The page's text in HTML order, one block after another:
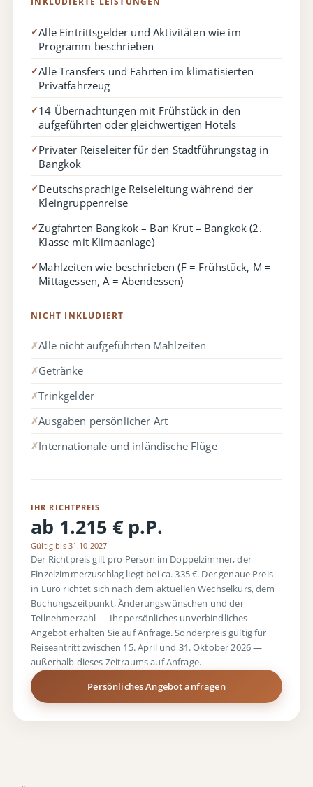
✓Alle Eintrittsgelder und Aktivitäten wie im
Programm beschrieben
✓Alle Transfers und Fahrten im klimatisierten
Privatfahrzeug
✓14 Übernachtungen mit Frühstück in den
aufgeführten oder gleichwertigen Hotels
✓Privater Reiseleiter für den Stadtführungstag in
Bangkok
✓Deutschsprachige Reiseleitung während der
Kleingruppenreise
✓Zugfahrten Bangkok – Ban Krut – Bangkok (2.
Klasse mit Klimaanlage)
✓Mahlzeiten wie beschrieben (F = Frühstück, M =
Mittagessen, A = Abendessen)
NICHT INKLUDIERT
✗Alle nicht aufgeführten Mahlzeiten
✗Getränke
✗Trinkgelder
✗Ausgaben persönlicher Art
✗Internationale und inländische Flüge
IHR RICHTPREIS
ab 1.215 € p.P.
Gültig bis 31.10.2027
Der Richtpreis gilt pro Person im Doppelzimmer, der
Einzelzimmerzuschlag liegt bei ca. 335 €. Der genaue Preis
in Euro richtet sich nach dem aktuellen Wechselkurs, dem
Buchungszeitpunkt, Änderungswünschen und der
Teilnehmerzahl — Ihr persönliches unverbindliches
Angebot erhalten Sie auf Anfrage. Sonderpreis gültig für
Reiseantritt zwischen 15. April und 31. Oktober 2026 —
außerhalb dieses Zeitraums auf Anfrage.
Persönliches Angebot anfragen